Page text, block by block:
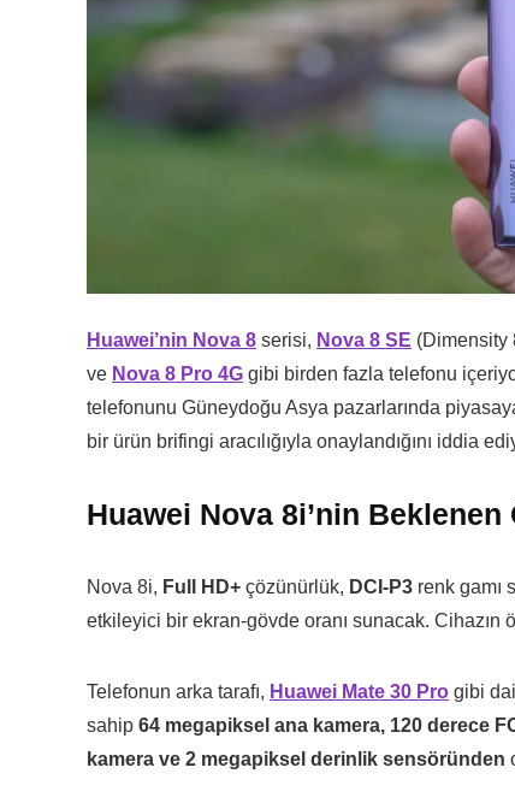
Huawei’nin Nova 8 serisi, Nova 8 SE (Dimensity
ve Nova 8 Pro 4G gibi birden fazla telefonu
telefonunu Güneydoğu Asya pazarlarında
bir ürün brifingi aracılığıyla onaylandığını iddia
Huawei Nova 8i’nin
Nova 8i, Full HD+ çözünürlük, DCI-P3 renk gamı
etkileyici bir ekran-gövde oranı sunacak. Cihazın
Telefonun arka tarafı, Huawei Mate 30 Pro gibi
sahip 64 megapiksel ana kamera, 120 derece
kamera ve 2 megapiksel derinlik sensöründen